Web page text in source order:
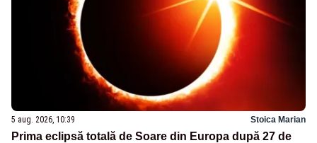
5 aug. 2026, 10:39 Stoica Marian
Prima eclipsă totală de Soare din Europa după 27 de